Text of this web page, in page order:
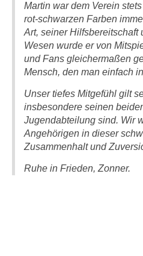
Martin war dem Verein
rot-schwarzen Farben
Art, seiner
Wesen wurde er von
und Fans gleichermaßen
Mensch, den man einfach
Unser tiefes Mitgefühl gilt
insbesondere seinen
Jugendabteilung sind. Wir
Angehörigen in dieser
Zusammenhalt und
Ruhe in Frieden, Zonner.